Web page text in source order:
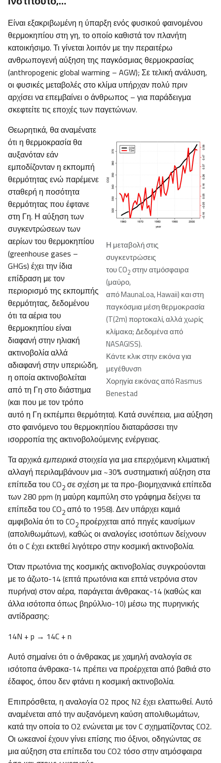
Είναι εξακριβωμένη η ύπαρξη ενός φυσικού φαινομένου
θερμοκηπίου στη γη, το οποίο καθιστά τον πλανήτη
κατοικήσιμο. Τι γίνεται λοιπόν με την περαιτέρω
ανθρωπογενή αύξηση της παγκόσμιας θερμοκρασίας
(anthropogenic global warming – AGW); Σε τελική ανάλυση,
οι φυσικές μεταβολές στο κλίμα υπήρχαν πολύ πριν
αρχίσει να επεμβαίνει ο άνθρωπος – για παράδειγμα
σκεφτείτε τις εποχές των παγετώνων.
Η μεταβολή στις
συγκεντρώσεις
του CO2στην ατμόσφαιρα
(μαύρο,
από MaunaLoa, Hawaii) και στη
παγκόσμια μέση θερμοκρασία
(T(2m) πορτοκαλί, αλλά χωρίς
κλίμακα; Δεδομένα από
NASAGISS).
Κάντε κλικ στην εικόνα για
μεγέθυνσn
Χορηγία εικόνας από Rasmus
Benestad
Θεωρητικά, θα αναμένατε
ότι η θερμοκρασία θα
αυξανόταν εάν
εμποδίζονταν η εκπομπή
θερμότητας ενώ παρέμενε
σταθερή η ποσότητα
θερμότητας που έφτανε
στη Γη. Η αύξηση των
συγκεντρώσεων των
αερίων του θερμοκηπίου
(greenhouse gases –
GHGs) έχει την ίδια
επίδραση με τον
περιορισμό της εκπομπής
θερμότητας, δεδομένου
ότι τα αέρια του
θερμοκηπίου είναι
διαφανή στην ηλιακή
ακτινοβολία αλλά
αδιαφανή στην υπεριώδη,
η οποία ακτινοβολείται
από τη Γη στο διάστημα
(και που με τον τρόπο
αυτό η Γη εκπέμπει θερμότητα). Κατά συνέπεια, μια αύξηση
στο φαινόμενο του θερμοκηπίου διαταράσσει την
ισορροπία της ακτινοβολούμενης ενέργειας.
Τα αρχικάεμπειρικάστοιχεία για μια επερχόμενη κλιματική
αλλαγή περιλαμβάνουν μια ~30% συστηματική αύξηση στα
επίπεδα του CO2 σε σχέση με τα προ-βιομηχανικά επίπεδα
των 280 ppm (η μαύρη καμπύλη στο γράφημα δείχνει τα
επίπεδα του CO2 από το 1958). Δεν υπάρχει καμιά
αμφιβολία ότι το CO2προέρχεται από πηγές καυσίμων
(απολιθωμάτων), καθώς οι αναλογίες ισοτόπων δείχνουν
ότι ο C έχει εκτεθεί λιγότερο στην κοσμική ακτινοβολία.
Όταν πρωτόνια της κοσμικής ακτινοβολίας συγκρούονται
με το άζωτο-14 (επτά πρωτόνια και επτά νετρόνια στον
πυρήνα) στον αέρα, παράγεται άνθρακας-14 (καθώς και
άλλα ισότοπα όπως βηρύλλιο-10) μέσω της πυρηνικής
αντίδρασης:
14N + p → 14C + n
Αυτό σημαίνει ότι ο άνθρακας με χαμηλή αναλογία σε
ισότοπα άνθρακα-14 πρέπει να προέρχεται από βαθιά στο
έδαφος, όπου δεν φτάνει η κοσμική ακτινοβολία.
Επιπρόσθετα, η αναλογία O2 προς N2 έχει ελαττωθεί. Αυτό
αναμένεται από την αυξανόμενη καύση απολιθωμάτων,
κατά την οποία το O2 ενώνεται με τον C σχηματίζοντας CO2.
Οι ωκεανοί έχουν γίνει επίσης πιο όξινοι, οδηγώντας σε
μια αύξηση στα επίπεδα του CO2 τόσο στην ατμόσφαιρα